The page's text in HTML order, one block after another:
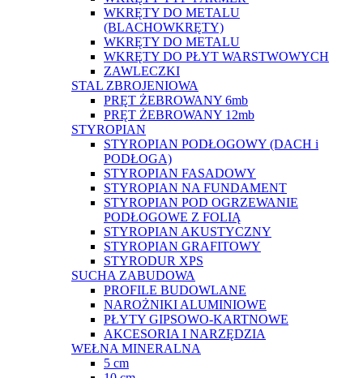
WKRĘTY DO METALU
(BLACHOWKRĘTY)
WKRĘTY DO METALU
WKRĘTY DO PŁYT WARSTWOWYCH
ZAWLECZKI
STAL ZBROJENIOWA
PRĘT ŻEBROWANY 6mb
PRĘT ŻEBROWANY 12mb
STYROPIAN
STYROPIAN PODŁOGOWY (DACH i
PODŁOGA)
STYROPIAN FASADOWY
STYROPIAN NA FUNDAMENT
STYROPIAN POD OGRZEWANIE
PODŁOGOWE Z FOLIĄ
STYROPIAN AKUSTYCZNY
STYROPIAN GRAFITOWY
STYRODUR XPS
SUCHA ZABUDOWA
PROFILE BUDOWLANE
NAROŻNIKI ALUMINIOWE
PŁYTY GIPSOWO-KARTNOWE
AKCESORIA I NARZĘDZIA
WEŁNA MINERALNA
5 cm